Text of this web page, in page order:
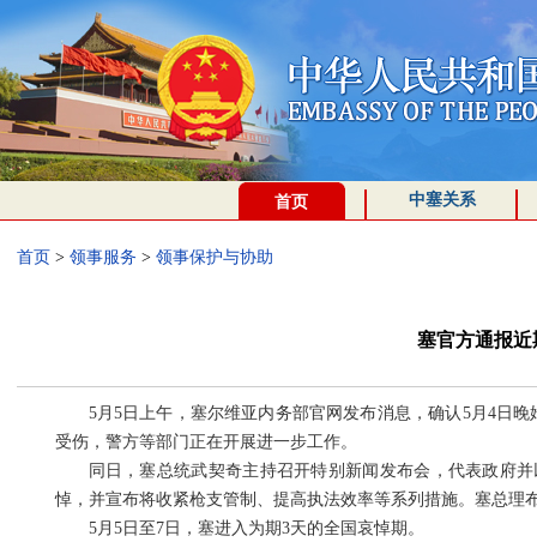
首页 中塞关系
首页 > 领事服务 > 领事保护与协助
塞官方通报
5月5日上午，塞尔维亚内务部官网发布消息，确认5月4日
受伤，警方等部门正在开展进一步工作。
同日，塞总统武契奇主持召开特别新闻发布会，代表政府
悼，并宣布将收紧枪支管制、提高执法效率等系列措施。塞总
5月5日至7日，塞进入为期3天的全国哀悼期。